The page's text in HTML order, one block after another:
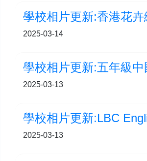
2025-03-14
2025-03-13
2025-03-13